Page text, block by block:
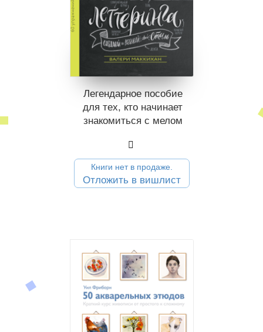
Легендарное пособие
для тех, кто начинает
знакомиться с мелом
Книги нет в продаже.
Отложить в вишлист